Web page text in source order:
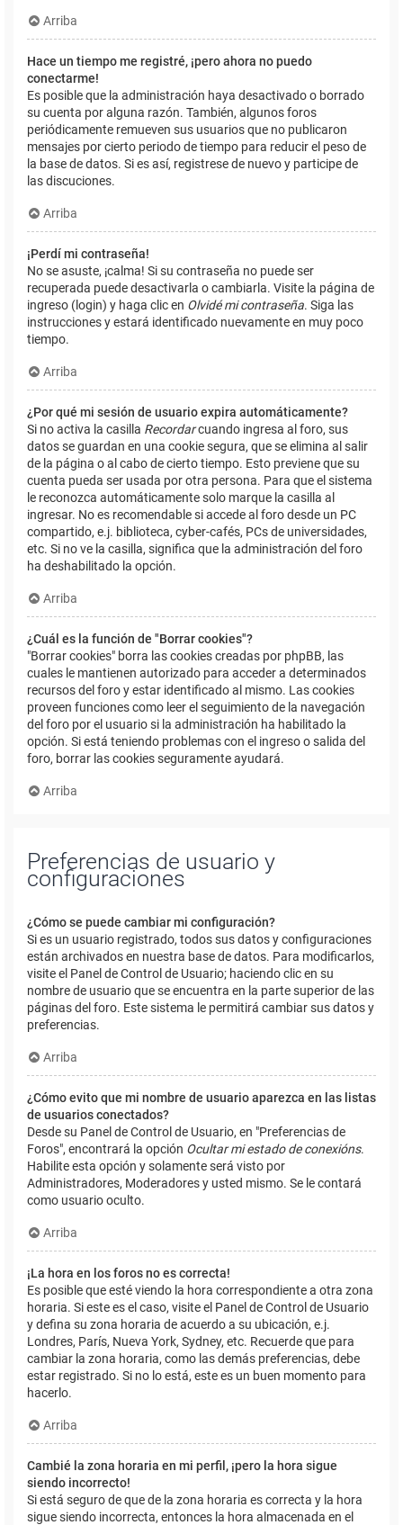
Arriba
Hace un tiempo me registré, ¡pero ahora no puedo
conectarme!
Es posible que la administración haya desactivado o borrado
su cuenta por alguna razón. También, algunos foros
periódicamente remueven sus usuarios que no publicaron
mensajes por cierto periodo de tiempo para reducir el peso de
la base de datos. Si es así, registrese de nuevo y participe de
las discuciones.
Arriba
¡Perdí mi contraseña!
No se asuste, ¡calma! Si su contraseña no puede ser
recuperada puede desactivarla o cambiarla. Visite la página de
ingreso (login) y haga clic en Olvidé mi contraseña. Siga las
instrucciones y estará identificado nuevamente en muy poco
tiempo.
Arriba
¿Por qué mi sesión de usuario expira automáticamente?
Si no activa la casilla Recordarcuando ingresa al foro, sus
datos se guardan en una cookie segura, que se elimina al salir
de la página o al cabo de cierto tiempo. Esto previene que su
cuenta pueda ser usada por otra persona. Para que el sistema
le reconozca automáticamente solo marque la casilla al
ingresar. No es recomendable si accede al foro desde un PC
compartido, e.j. biblioteca, cyber-cafés, PCs de universidades,
etc. Si no ve la casilla, significa que la administración del foro
ha deshabilitado la opción.
Arriba
¿Cuál es la función de "Borrar cookies"?
"Borrar cookies" borra las cookies creadas por phpBB, las
cuales le mantienen autorizado para acceder a determinados
recursos del foro y estar identificado al mismo. Las cookies
proveen funciones como leer el seguimiento de la navegación
del foro por el usuario si la administración ha habilitado la
opción. Si está teniendo problemas con el ingreso o salida del
foro, borrar las cookies seguramente ayudará.
Arriba
Preferencias de usuario y
configuraciones
¿Cómo se puede cambiar mi configuración?
Si es un usuario registrado, todos sus datos y configuraciones
están archivados en nuestra base de datos. Para modificarlos,
visite el Panel de Control de Usuario; haciendo clic en su
nombre de usuario que se encuentra en la parte superior de las
páginas del foro. Este sistema le permitirá cambiar sus datos y
preferencias.
Arriba
¿Cómo evito que mi nombre de usuario aparezca en las listas
de usuarios conectados?
Desde su Panel de Control de Usuario, en "Preferencias de
Foros", encontrará la opción Ocultar mi estado de conexións.
Habilite esta opción y solamente será visto por
Administradores, Moderadores y usted mismo. Se le contará
como usuario oculto.
Arriba
¡La hora en los foros no es correcta!
Es posible que esté viendo la hora correspondiente a otra zona
horaria. Si este es el caso, visite el Panel de Control de Usuario
y defina su zona horaria de acuerdo a su ubicación, e.j.
Londres, París, Nueva York, Sydney, etc. Recuerde que para
cambiar la zona horaria, como las demás preferencias, debe
estar registrado. Si no lo está, este es un buen momento para
hacerlo.
Arriba
Cambié la zona horaria en mi perfil, ¡pero la hora sigue
siendo incorrecto!
Si está seguro de que de la zona horaria es correcta y la hora
sigue siendo incorrecta, entonces la hora almacenada en el